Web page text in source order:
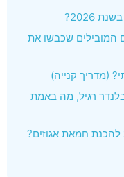
המובילים שכבשו את
(מדריך קנייה)
רגיל, מה באמת
להכנת חמאת אגוזים?